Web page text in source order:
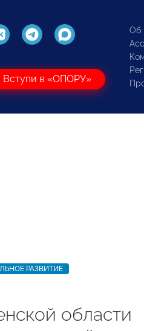
Вступи в «ОПОРУ»
Об
РАЗВИТИЕ
области